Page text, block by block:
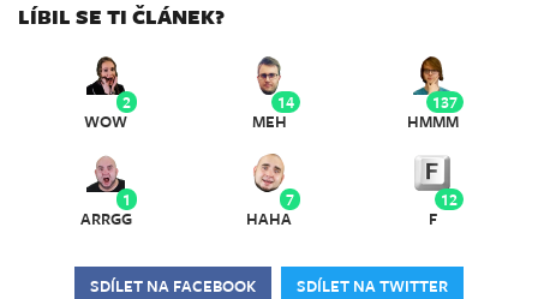
LÍBIL SE TI ČLÁNEK?
2
WOW
14
MEH
137
HMMM
1
ARRGG
7
HAHA
12
F
SDÍLET NA FACEBOOK SDÍLET NA TWITTER